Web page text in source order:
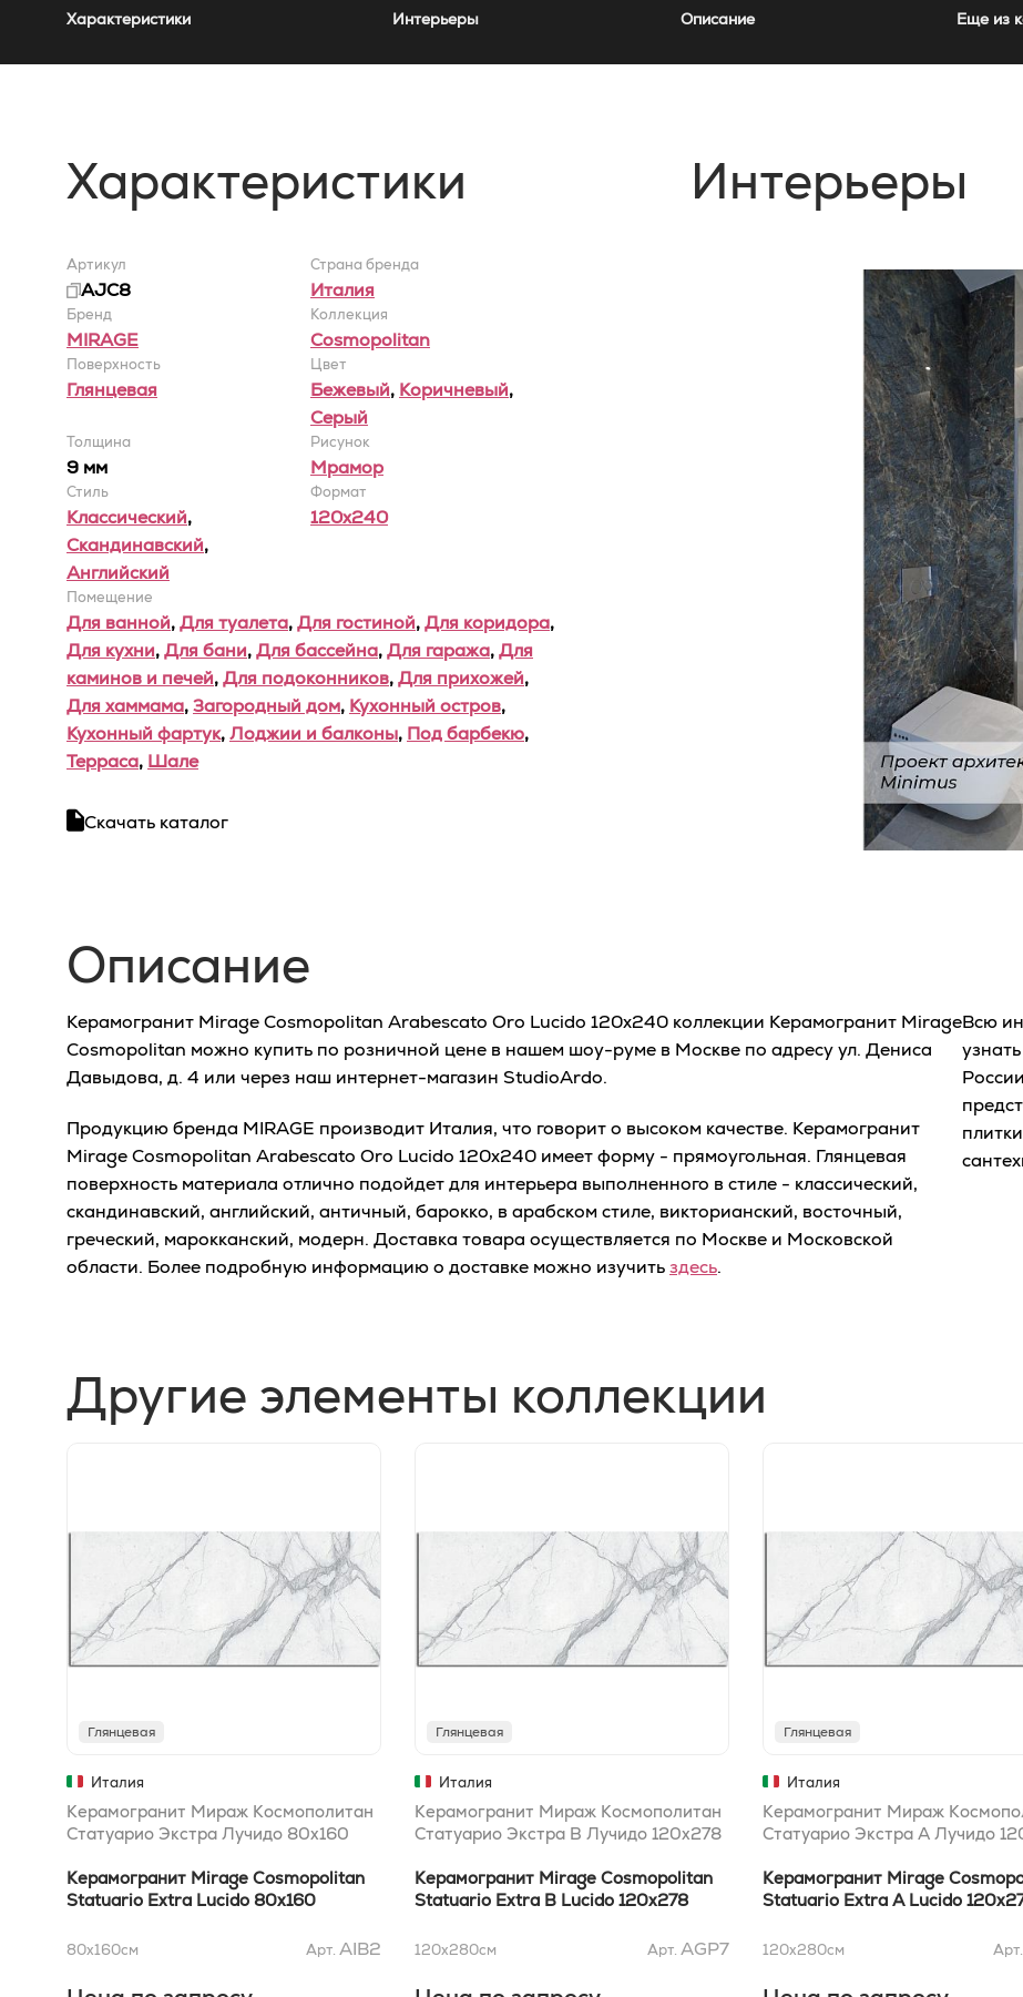
Характеристики Интерьеры Описание Еще из
Характеристики
Артикул
AJC8
Страна бренда
Италия
Бренд
MIRAGE
Коллекция
Cosmopolitan
Поверхность
Глянцевая
Цвет
Бежевый, Коричневый,
Серый
Толщина
9 мм
Рисунок
Мрамор
Стиль
Классический,
Скандинавский,
Английский
Формат
120x240
Помещение
Для ванной,Для туалета,Для гостиной,Для коридора,
Для кухни,Для бани,Для бассейна,Для гаража,Для
каминов и печей,Для подоконников,Для прихожей,
Для хаммама,Загородный дом, Кухонный остров,
Кухонный фартук,Лоджии и балконы, Под барбекю,
Терраса, Шале
Скачать каталог
Интерьеры
Описание
Керамогранит Mirage Cosmopolitan Arabescato Oro Lucido 120x240 коллекции Керамогранит Mirage
Cosmopolitan можно купить по розничной цене в нашем шоу-руме в Москве по адресу ул. Дениса
Давыдова, д. 4 или через наш интернет-магазин StudioArdo.
Продукцию бренда MIRAGE производит Италия, что говорит о высоком качестве. Керамогранит
Mirage Cosmopolitan Arabescato Oro Lucido 120x240 имеет форму - прямоугольная. Глянцевая
поверхность материала отлично подойдет для интерьера выполненного в стиле - классический,
скандинавский, английский, античный, барокко, в арабском стиле, викторианский, восточный,
греческий, марокканский, модерн. Доставка товара осуществляется по Москве и Московской
области. Более подробную информацию о доставке можно изучитьздесь.
Всю
Другие элементы коллекции
Глянцевая
Италия
Керамогранит Мираж Космополитан
Статуарио Экстра Лучидо 80x160
Керамогранит Mirage Cosmopolitan
Statuario Extra Lucido 80x160
80x160см Арт. AIB2
Глянцевая
Италия
Керамогранит Мираж Космополитан
Статуарио Экстра B Лучидо 120x278
Керамогранит Mirage Cosmopolitan
Statuario Extra B Lucido 120x278
120x280см Арт. AGP7
Глянцевая
Италия
Керамогранит Мираж
Статуарио Экстра A Лучидо
Керамогранит Mirage
Statuario Extra A Lucido
120x280см Арт.